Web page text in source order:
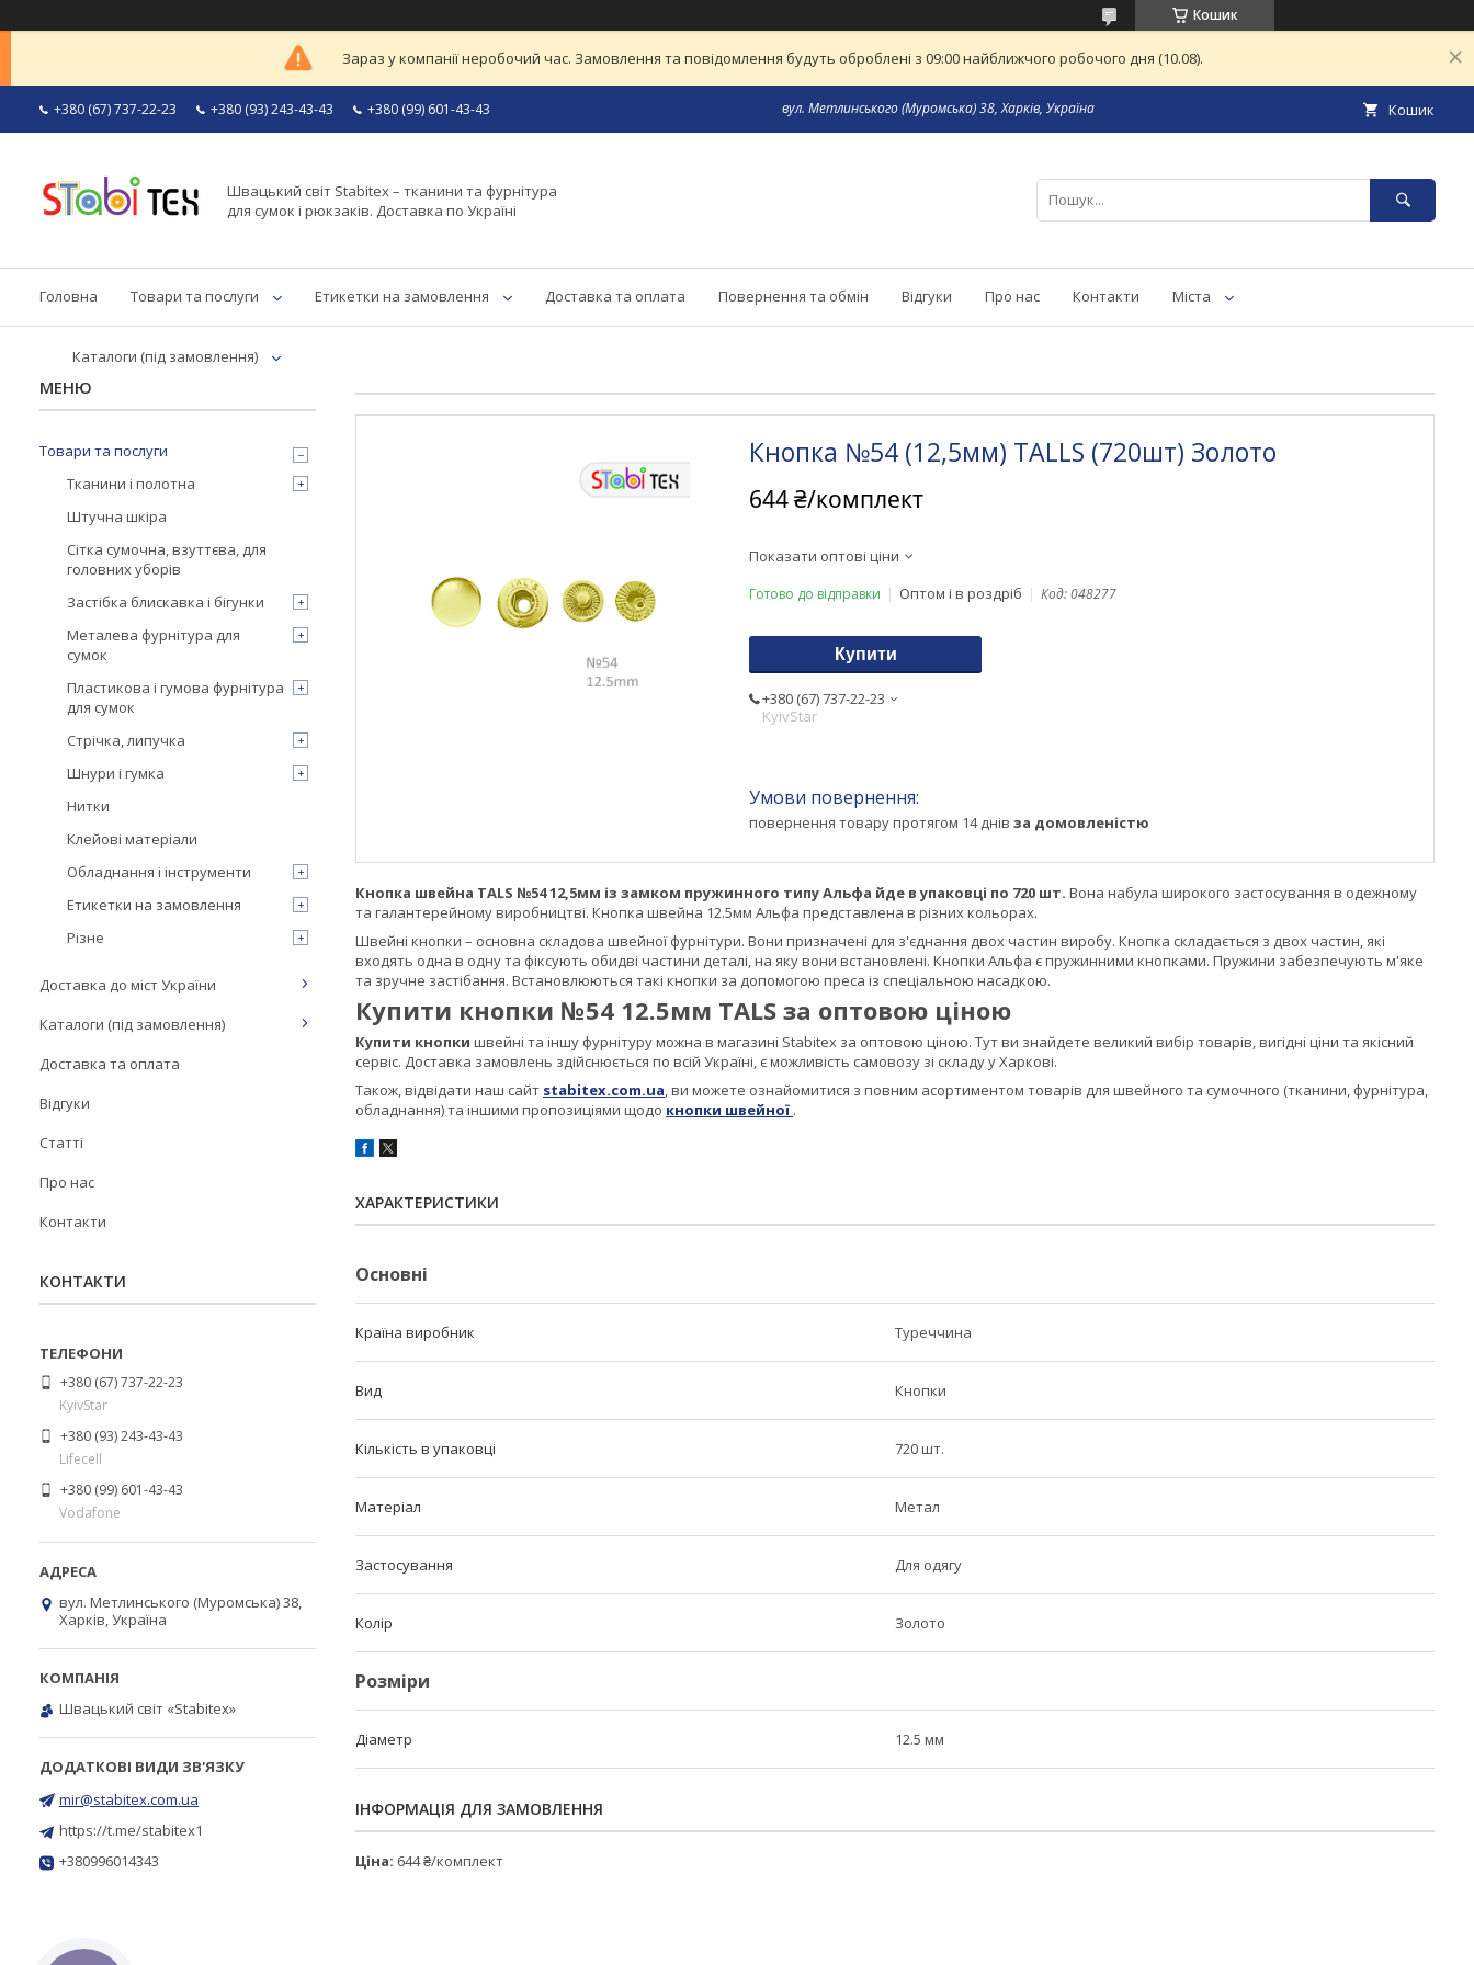
Кошик
Зараз у компанії неробочий час. Замовлення та повідомлення будуть оброблені з 09:00 найближчого робочого дня (10.08).
+380 (67) 737-22-23 +380 (93) 243-43-43 +380 (99) 601-43-43 вул. Метлинського (Муромська) 38, Харків, Україна Кошик
Швацький світ Stabitex – тканини та фурнітура
для сумок і рюкзаків. Доставка по Україні
Головна Товари та послуги Етикетки на замовлення Доставка та оплата Повернення та обмін Відгуки Про нас Контакти Міста
Каталоги (під замовлення)
Кнопка №54 (12,5мм) TALLS (720шт) Золото
644 ₴/комплект
Показати оптові ціни
Готово до відправки Оптом і в роздріб Код:048277
Купити
+380 (67) 737-22-23
KyivStar
повернення товару протягом 14 днів за домовленістю
Кнопка швейна TALS №54 12,5мм із замком пружинного типу Альфа йде в упаковці по 720 шт. Вона набула широкого застосування в одежному
та галантерейному виробництві. Кнопка швейна 12.5мм Альфа представлена в різних кольорах.
Швейні кнопки – основна складова швейної фурнітури. Вони призначені для з'єднання двох частин виробу. Кнопка складається з двох частин, які
входять одна в одну та фіксують обидві частини деталі, на яку вони встановлені. Кнопки Альфа є пружинними кнопками. Пружини забезпечують м'яке
та зручне застібання. Встановлюються такі кнопки за допомогою преса із спеціальною насадкою.
Купити кнопки №54 12.5мм TALS за оптовою ціною
Купити кнопки швейні та іншу фурнітуру можна в магазині Stabitex за оптовою ціною. Тут ви знайдете великий вибір товарів, вигідні ціни та якісний
сервіс. Доставка замовлень здійснюється по всій Україні, є можливість самовозу зі складу у Харкові.
Також, відвідати наш сайт stabitex.com.ua, ви можете ознайомитися з повним асортиментом товарів для швейного та сумочного (тканини, фурнітура,
обладнання) та іншими пропозиціями щодо кнопки швейної .
ХАРАКТЕРИСТИКИ
Основні
Країна виробник Туреччина
Вид Кнопки
Кількість в упаковці 720 шт.
Матеріал Метал
Застосування Для одягу
Колір Золото
Розміри
Діаметр 12.5 мм
ІНФОРМАЦІЯ ДЛЯ ЗАМОВЛЕННЯ
Ціна: 644 ₴/комплект
Товари та послуги
Тканини і полотна
Штучна шкіра
Сітка сумочна, взуттєва, для
головних уборів
Застібка блискавка і бігунки
Металева фурнітура для
сумок
Пластикова і гумова фурнітура
для сумок
Стрічка, липучка
Шнури і гумка
Нитки
Клейові матеріали
Обладнання і інструменти
Етикетки на замовлення
Різне
Доставка до міст України
Каталоги (під замовлення)
Доставка та оплата
Відгуки
Статті
Про нас
Контакти
КОНТАКТИ
+380 (67) 737-22-23
KyivStar
+380 (93) 243-43-43
Lifecell
+380 (99) 601-43-43
Vodafone
вул. Метлинського (Муромська) 38,
Харків, Україна
Швацький світ «Stabitex»
mir@stabitex.com.ua
https://t.me/stabitex1
+380996014343